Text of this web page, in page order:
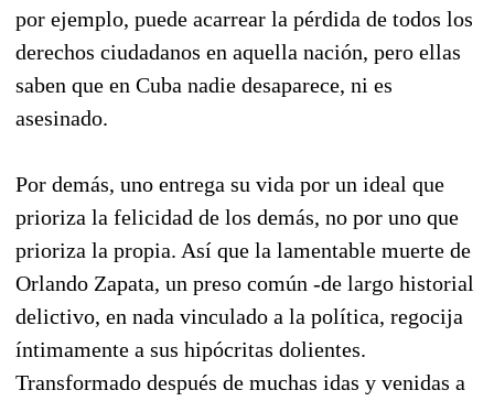
por ejemplo, puede acarrear la pérdida de todos los
derechos ciudadanos en aquella nación, pero ellas
saben que en Cuba nadie desaparece, ni es
asesinado.
Por demás, uno entrega su vida por un ideal que
prioriza la felicidad de los demás, no por uno que
prioriza la propia. Así que la lamentable muerte de
Orlando Zapata, un preso común -de largo historial
delictivo, en nada vinculado a la política, regocija
íntimamente a sus hipócritas dolientes.
Transformado después de muchas idas y venidas a